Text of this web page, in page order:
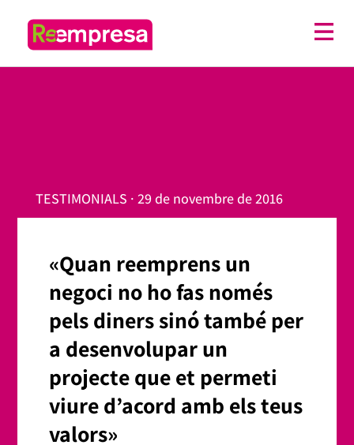
TESTIMONIALS · 29 de novembre de 2016
«Quan reemprens un
negoci no ho fas només
pels diners sinó també per
a desenvolupar un
projecte que et permeti
viure d’acord amb els teus
valors»